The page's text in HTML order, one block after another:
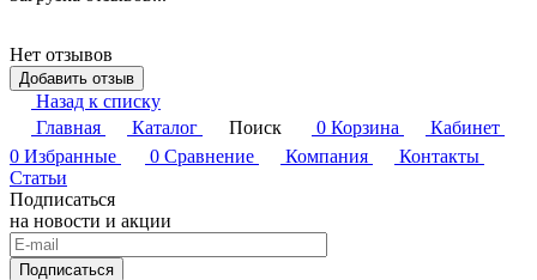
Нет отзывов
Добавить отзыв
Назад к списку
Главная
Каталог Поиск 0 Корзина
Кабинет
0 Избранные 0 Сравнение Компания
Контакты
Статьи
Подписаться
на новости и акции
Подписаться